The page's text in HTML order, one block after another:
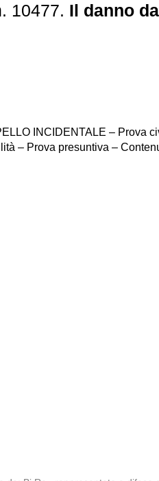
10477. Il danno
INCIDENTALE – Prova
– Prova presuntiva –